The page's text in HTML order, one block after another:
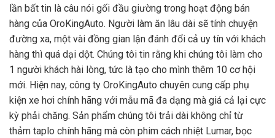
lần bất tin là câu nói gối đầu giường trong hoạt động bán
hàng của OroKingAuto. Người làm ăn lâu dài sẽ tính chuyện
đường xa, một vài đồng gian lận đánh đổi cả uy tín với khách
hàng thì quá dại dột. Chúng tôi tin rằng khi chúng tôi làm cho
1 người khách hài lòng, tức là tạo cho mình thêm 10 cơ hội
mới. Hiện nay, công ty OroKingAuto chuyên cung cấp phụ
kiện xe hơi chính hãng với mẫu mã đa dạng mà giá cả lại cực
kỳ phải chăng. Sản phẩm chúng tôi trải dài không chỉ từ
thảm taplo chính hãng mà còn phim cách nhiệt Lumar, bọc